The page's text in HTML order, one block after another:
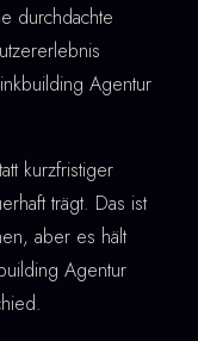
durchdachte
Agentur
kurzfristiger
trägt. Das ist
aber es hält
Agentur